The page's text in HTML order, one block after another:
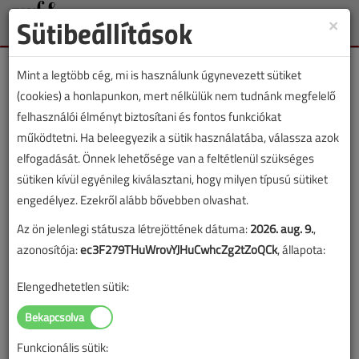
Toggle
Lapszám:
TARTALOM
Épületgépészet Technológia
Ötrétegű rendszerek
csőkötései
Szerelési hibák a gyakorlatból 2.
×
Sütibeállítások
Mint a legtöbb cég, mi is használunk úgynevezett sütiket
(cookies) a honlapunkon, mert nélkülük nem tudnánk megfelelő
felhasználói élményt biztosítani és fontos funkciókat
működtetni. Ha beleegyezik a sütik használatába, válassza azok
elfogadását. Önnek lehetősége van a feltétlenül szükséges
sütiken kívül egyénileg kiválasztani, hogy milyen típusú sütiket
engedélyez. Ezekről alább bővebben olvashat.
Az ön jelenlegi státusza létrejöttének dátuma:2026. aug. 9.,
azonosítója:ec3F279THuWrovYJHuCwhcZg2tZoQCk, állapota:
Elengedhetetlen sütik:
Funkcionális sütik: